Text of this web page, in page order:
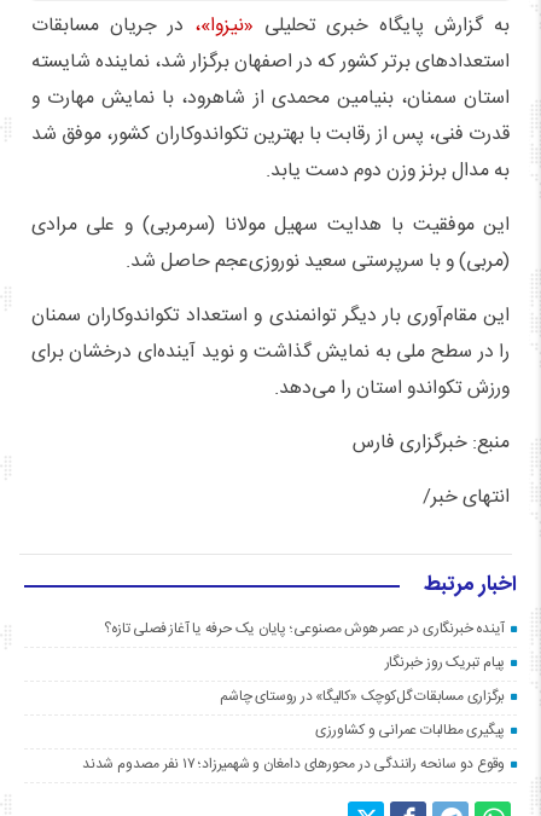
به گزارش پایگاه خبری تحلیلی «نیزوا»، در جریان مسابقات
استعدادهای برتر کشور که در اصفهان برگزار شد، نماینده شایسته
استان سمنان، بنیامین محمدی از شاهرود، با نمایش مهارت و
قدرت فنی، پس از رقابت با بهترین تکواندوکاران کشور، موفق شد
به مدال برنز وزن دوم دست یابد.
این موفقیت با هدایت سهیل مولانا (سرمربی) و علی مرادی
(مربی) و با سرپرستی سعید نوروزی‌عجم حاصل شد.
این مقام‌آوری بار دیگر توانمندی و استعداد تکواندوکاران سمنان
را در سطح ملی به نمایش گذاشت و نوید آینده‌ای درخشان برای
ورزش تکواندو استان را می‌دهد.
منبع: خبرگزاری فارس
انتهای خبر/
اخبار مرتبط
آینده خبرنگاری در عصر هوش مصنوعی؛ پایان یک حرفه یا آغاز فصلی تازه؟
پیام تبریک روز خبرنگار
برگزاری مسابقات گل‌کوچک «کالیگا» در روستای چاشم
پیگیری مطالبات عمرانی و کشاورزی
وقوع دو سانحه رانندگی در محورهای دامغان و شهمیرزاد؛ ۱۷ نفر مصدوم شدند